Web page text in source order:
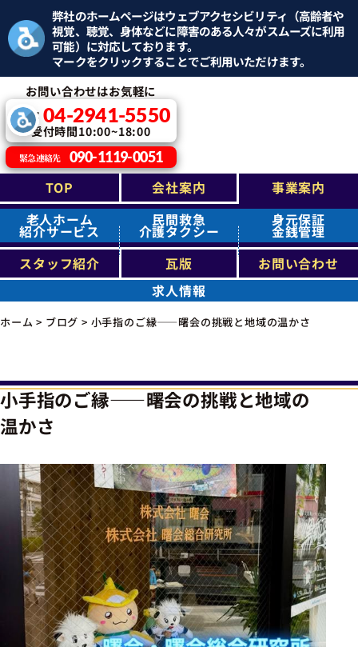
弊社のホームページはウェブアクセシビリティ（高齢者や
視覚、聴覚、身体などに障害のある人々がスムーズに利用
可能）に対応しております。
マークをクリックすることでご利用いただけます。
お問い合わせはお気軽に
TEL：04-2941-5550
受付時間10:00~18:00
緊急連絡先 090-1119-0051
TOP 会社案内
事業案内
老人ホーム
紹介サービス
民間救急
介護タクシー
身元保証
金銭管理
スタッフ紹介
瓦版
お問い合わせ
求人情報
ホーム > ブログ > 小手指のご縁――曙会の挑戦と地域の温かさ
小手指のご縁――曙会の挑戦と地域の
温かさ